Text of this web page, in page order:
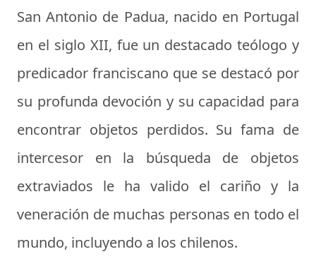
San Antonio de Padua, nacido en Portugal
en el siglo XII, fue un destacado teólogo y
predicador franciscano que se destacó por
su profunda devoción y su capacidad para
encontrar objetos perdidos. Su fama de
intercesor en la búsqueda de objetos
extraviados le ha valido el cariño y la
veneración de muchas personas en todo el
mundo, incluyendo a los chilenos.